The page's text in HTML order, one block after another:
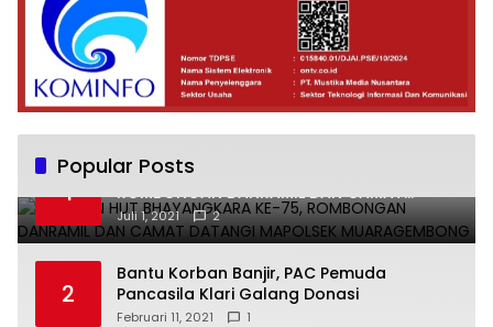
Popular Posts
1
UCAPKAN HUT BHAYANGKARA KE-75,
ROMBONGAN DANRAMIL DAN CAMAT
DATANGI MAPOLSEK MUARAGEMBONG
Juli 1, 2021 2
2
Bantu Korban Banjir, PAC Pemuda
Pancasila Klari Galang Donasi
Februari 11, 2021 1